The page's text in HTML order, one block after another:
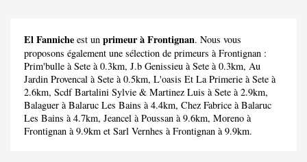
El Fanniche est un primeur à Frontignan. Nous vous
proposons également une sélection de primeurs à Frontignan :
Prim'bulle à Sete à 0.3km, J.b Genissieu à Sete à 0.3km, Au
Jardin Provencal à Sete à 0.5km, L'oasis Et La Primerie à Sete à
2.6km, Scdf Bartalini Sylvie & Martinez Luis à Sete à 2.9km,
Balaguer à Balaruc Les Bains à 4.4km, Chez Fabrice à Balaruc
Les Bains à 4.7km, Jeancel à Poussan à 9.6km, Moreno à
Frontignan à 9.9km et Sarl Vernhes à Frontignan à 9.9km.